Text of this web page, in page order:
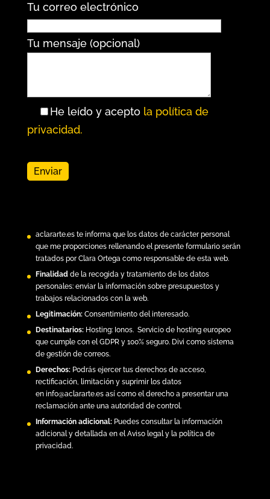
Tu correo electrónico
Tu mensaje (opcional)
He leído y acepto la política de
privacidad.
aclararte.este informa que los datos de carácter personal
que me proporciones rellenando el presente formulario serán
tratados por Clara Ortega como responsable de esta web.
Finalidadde la recogida y tratamiento de los datos
personales: enviar la información sobre presupuestos y
trabajos relacionados con la web.
Legitimación: Consentimiento del interesado.
Destinatarios:Hosting: Ionos.Servicio de hosting europeo
que cumple con el GDPR y 100% seguro. Divi como sistema
de gestión de correos.
Derechos: Podrás ejercer tus derechos de acceso,
rectificación, limitación y suprimir los datos
en info@aclararte.esasí como el derecho a presentar una
reclamación ante una autoridad de control.
Información adicional:Puedes consultar la información
adicional y detallada en elAviso legal y la política de
privacidad.